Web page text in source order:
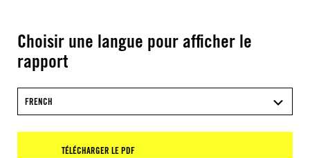
Choisir une langue pour afficher le
rapport
FRENCH
TÉLÉCHARGER LE PDF